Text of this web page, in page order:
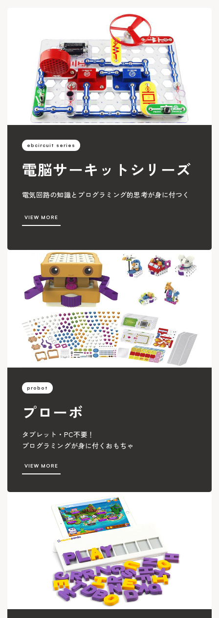
ebcircuit series
電脳サーキットシリーズ
電気回路の知識とプログラミング的思考が身に付つく
VIEW MORE
probot
プローボ
タブレット・PC不要！
プログラミングが身に付くおもちゃ
VIEW MORE